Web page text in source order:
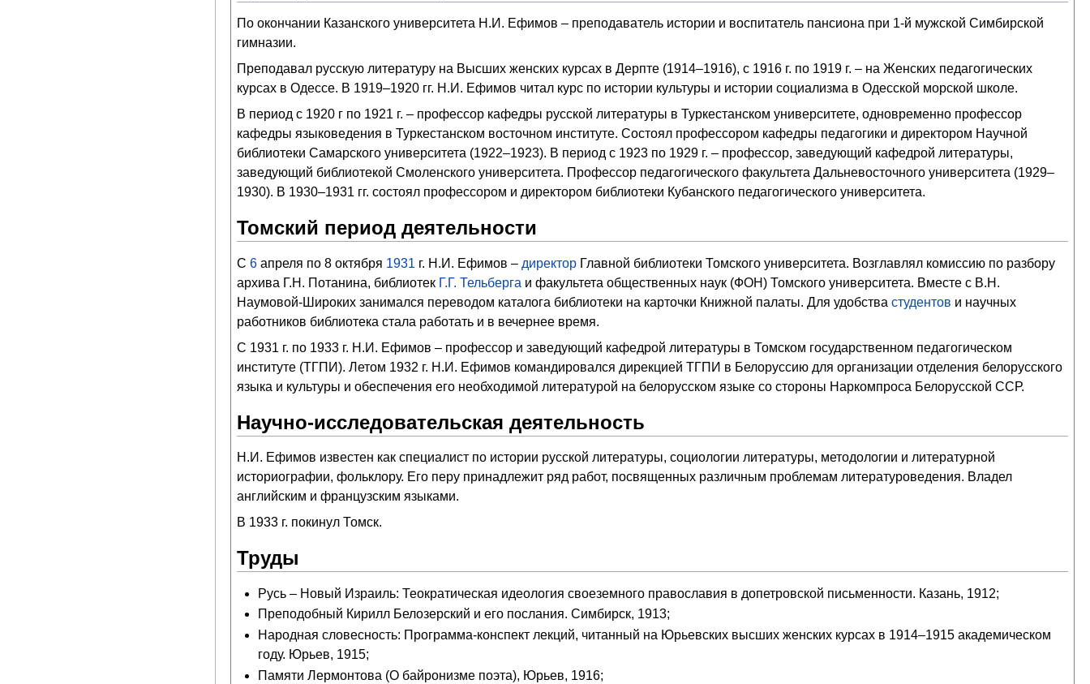
По окончании Казанского университета Н.И. Ефимов – преподаватель истории и воспитатель пансиона при 1-й мужской Симбирской
гимназии.
Преподавал русскую литературу на Высших женских курсах в Дерпте (1914–1916), с 1916 г. по 1919 г. – на Женских педагогических
курсах в Одессе. В 1919–1920 гг. Н.И. Ефимов читал курс по истории культуры и истории социализма в Одесской морской школе.
В период с 1920 г по 1921 г. – профессор кафедры русской литературы в Туркестанском университете, одновременно профессор
кафедры языковедения в Туркестанском восточном институте. Состоял профессором кафедры педагогики и директором Научной
библиотеки Самарского университета (1922–1923). В период с 1923 по 1929 г. – профессор, заведующий кафедрой литературы,
заведующий библиотекой Смоленского университета. Профессор педагогического факультета Дальневосточного университета (1929–
1930). В 1930–1931 гг. состоял профессором и директором библиотеки Кубанского педагогического университета.
Томский период деятельности
С 6 апреля по 8 октября 1931 г. Н.И. Ефимов – директорГлавной библиотеки Томского университета. Возглавлял комиссию по разбору
архива Г.Н. Потанина, библиотек Г.Г. Тельберга и факультета общественных наук (ФОН) Томского университета. Вместе с В.Н.
Наумовой-Широких занимался переводом каталога библиотеки на карточки Книжной палаты. Для удобства студентов и научных
работников библиотека стала работать и в вечернее время.
С 1931 г. по 1933 г. Н.И. Ефимов – профессор и заведующий кафедрой литературы в Томском государственном педагогическом
институте (ТГПИ). Летом 1932 г. Н.И. Ефимов командировался дирекцией ТГПИ в Белоруссию для организации отделения белорусского
языка и культуры и обеспечения его необходимой литературой на белорусском языке со стороны Наркомпроса Белорусской ССР.
Научно-исследовательская деятельность
Н.И. Ефимов известен как специалист по истории русской литературы, социологии литературы, методологии и литературной
историографии, фольклору. Его перу принадлежит ряд работ, посвященных различным проблемам литературоведения. Владел
английским и французским языками.
В 1933 г. покинул Томск.
Труды
Русь – Новый Израиль: Теократическая идеология своеземного православия в допетровской письменности. Казань, 1912;
Преподобный Кирилл Белозерский и его послания. Симбирск, 1913;
Народная словесность: Программа-конспект лекций, читанный на Юрьевских высших женских курсах в 1914–1915 академическом
году. Юрьев, 1915;
Памяти Лермонтова (О байронизме поэта), Юрьев, 1916;